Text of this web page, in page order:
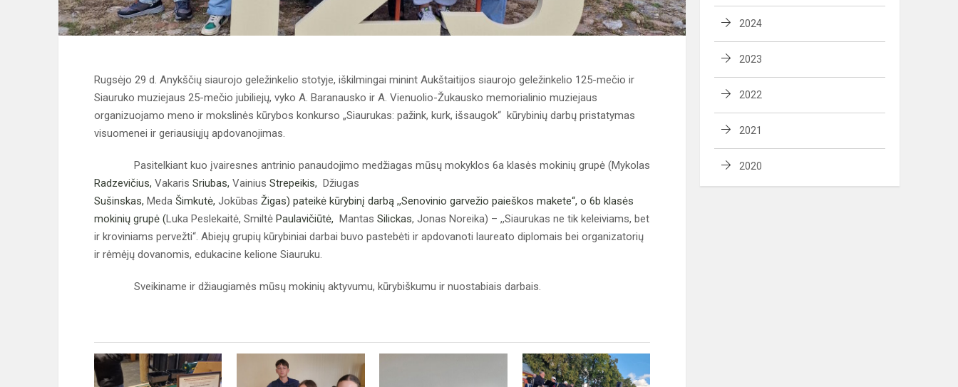
Rugsėjo 29 d. Anykščių siaurojo geležinkelio stotyje, iškilmingai minint Aukštaitijos siaurojo geležinkelio 125-mečio ir
Siauruko muziejaus 25-mečio jubiliejų, vyko A. Baranausko ir A. Vienuolio-Žukausko memorialinio muziejaus
organizuojamo meno ir mokslinės kūrybos konkurso „Siaurukas: pažink, kurk, išsaugok“ kūrybinių darbų pristatymas
visuomenei ir geriausiųjų apdovanojimas.
Pasitelkiant kuo įvairesnes antrinio panaudojimo medžiagas mūsų mokyklos 6a klasės mokinių grupė (Mykolas
Radzevičius, Vakaris Sriubas, Vainius Strepeikis,
Džiugas
Sušinskas, Meda Šimkutė, Jokūbas Žigas) pateikė kūrybinį darbą ,,Senovinio garvežio paieškos makete“, o 6b klasės
mokinių grupė (Luka Peslekaitė, Smiltė Paulavičiūtė, Mantas Silickas, Jonas Noreika) – ,,Siaurukas ne tik keleiviams, bet
ir kroviniams pervežti“. Abiejų grupių kūrybiniai darbai buvo pastebėti ir apdovanoti laureato diplomais bei organizatorių
ir rėmėjų dovanomis, edukacine kelione Siauruku.
Sveikiname ir džiaugiamės mūsų mokinių aktyvumu, kūrybiškumu ir nuostabiais darbais.
2024
2023
2022
2021
2020